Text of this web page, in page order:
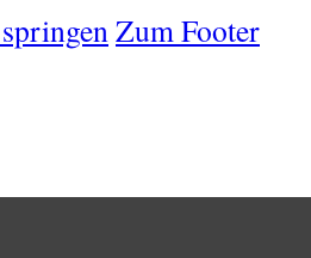
Zum Footer